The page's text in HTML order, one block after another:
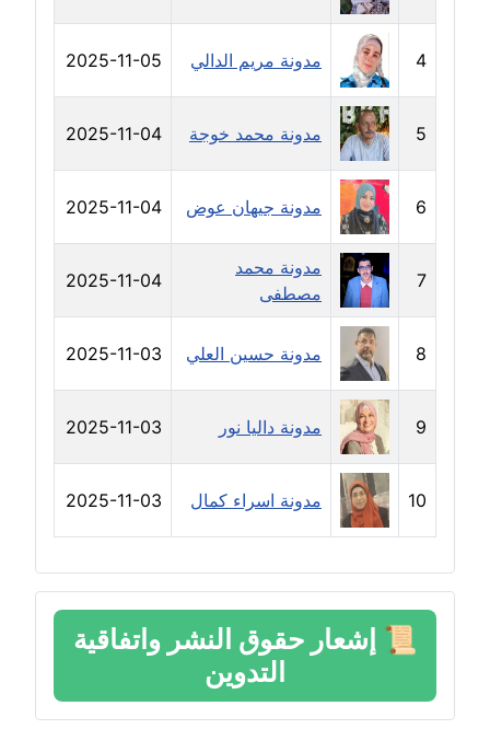
مدونة دعاء الشاهد
مدونة دينا عاصم
عاملة
مدونة دينا منير
عاملة
مدونة راقية الدويك
عاملة
مدونة رانيا ثروت
عاملة
مدونة رجاء دياب
عاملة
مدونة رحاب منيعم
عاملة
مدونة رشا السعدي
عاملة
مدونة رشا شمس الدين
4 مدونة مريم الدالي 2025-11-05
5 مدونة محمد خوجة 2025-11-04
6 مدونة جيهان عوض 2025-11-04
7
مدونة محمد
مصطفى
2025-11-04
8 مدونة حسين العلي 2025-11-03
9 مدونة داليا نور 2025-11-03
10 مدونة اسراء كمال 2025-11-03
📜 إشعار حقوق النشر واتفاقية
التدوين